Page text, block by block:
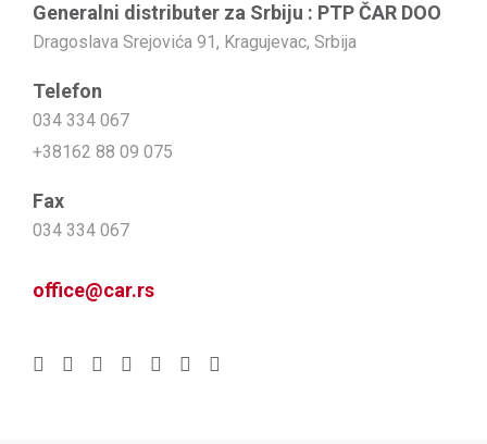
Generalni distributer za Srbiju : PTP ČAR DOO
Dragoslava Srejovića 91, Kragujevac, Srbija
Telefon
034 334 067
+38162 88 09 075
Fax
034 334 067
office@car.rs